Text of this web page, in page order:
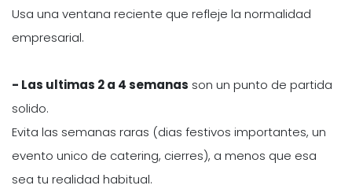
Usa una ventana reciente que refleje la normalidad
empresarial.
- Las ultimas 2 a 4 semanas son un punto de partida
solido.
Evita las semanas raras (dias festivos importantes, un
evento unico de catering, cierres), a menos que esa
sea tu realidad habitual.